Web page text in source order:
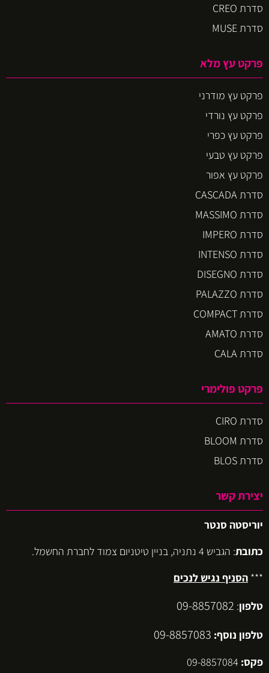
סדרת CREO
סדרת MUSE
פרקט עץ מלא
פרקט עץ מודרני
פרקט עץ נורדי
פרקט עץ כפרי
פרקט עץ טבעי
פרקט עץ אפור
סדרת CASCADA
סדרת MASSIMO
סדרת IMPERO
סדרת INTENSO
סדרת DISEGNO
סדרת PALAZZO
סדרת COMPACT
סדרת AMATO
סדרת CALA
פרקט פולימרי
סדרת CIRO
סדרת BLOOM
סדרת BLOS
יצירת קשר
יוריסטה סנטר
כתובת: הגביש 4 נתניה, בניין טיטניום צמוד לחברת החשמל.
*** הסניף נגיש לנכים
טלפון:
09-8857082
טלפון נוסף: 09-8857083
פקס: